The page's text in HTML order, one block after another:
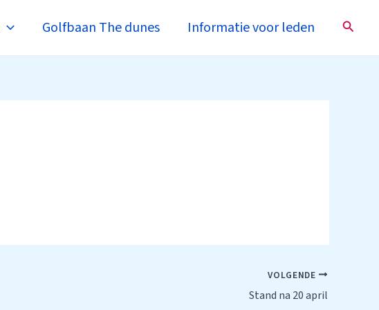
Golfbaan The dunes Informatie voor leden Zoeken
VOLGENDE
Stand na 20 april